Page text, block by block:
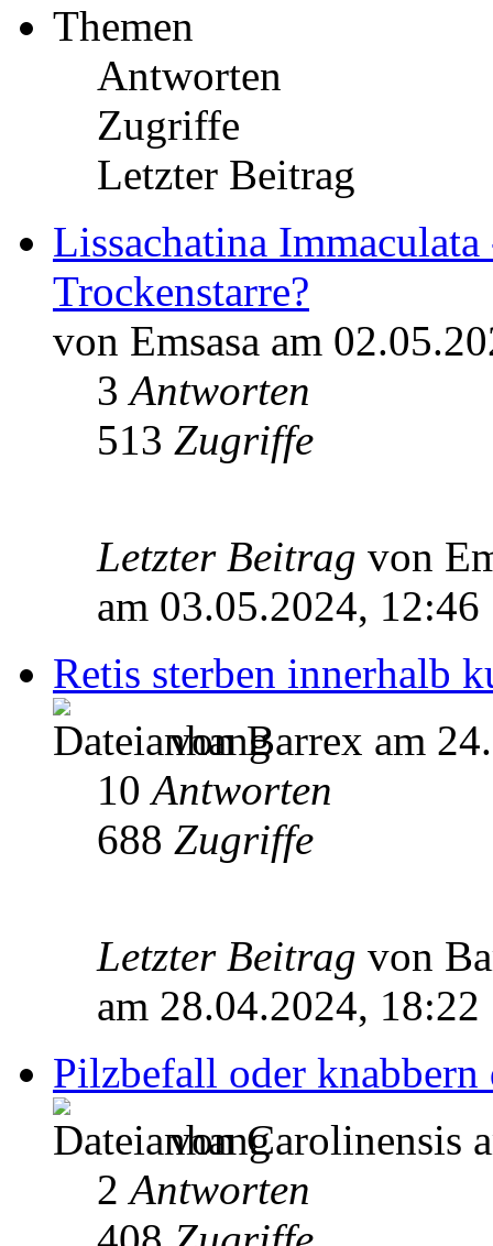
Themen
Antworten
Zugriffe
Letzter Beitrag
Lissachatina
Trockenstarre?
von Emsasa am
3Antworten
513 Zugriffe
Letzter Beitrag von
am 03.05.2024, 12:46
Retis sterben innerhalb
von Barrex am
10Antworten
688 Zugriffe
Letzter Beitrag von
am 28.04.2024, 18:22
Pilzbefall oder
von Carolinensis
2Antworten